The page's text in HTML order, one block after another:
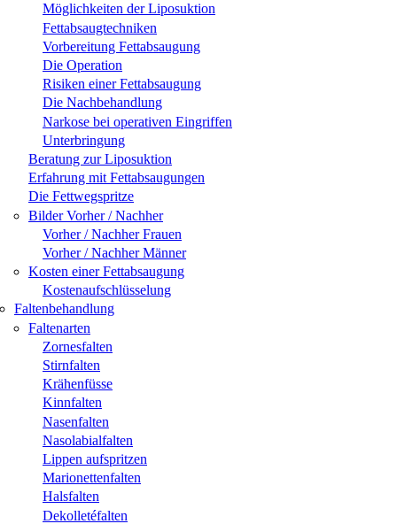
Möglichkeiten der Liposuktion
Fettabsaugtechniken
Vorbereitung Fettabsaugung
Die Operation
Risiken einer Fettabsaugung
Die Nachbehandlung
Narkose bei operativen Eingriffen
Unterbringung
Beratung zur Liposuktion
Erfahrung mit Fettabsaugungen
Die Fettwegspritze
Bilder Vorher / Nachher
Vorher / Nachher Frauen
Vorher / Nachher Männer
Kosten einer Fettabsaugung
Kostenaufschlüsselung
Faltenbehandlung
Faltenarten
Zornesfalten
Stirnfalten
Krähenfüsse
Kinnfalten
Nasenfalten
Nasolabialfalten
Lippen aufspritzen
Marionettenfalten
Halsfalten
Dekolletéfalten